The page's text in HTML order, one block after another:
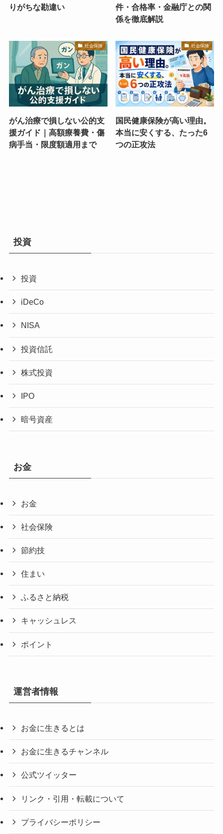
りがちな勘違い
件・合格率・金融庁との関
係を徹底解説
社会保険
がん治療で損しない公的支
援ガイド｜高額療養費・傷
病手当・限度額適用まで
社会保険
国民健康保険が高い理由。
本当に安くする、たった6
つの正攻法
投資
投資
iDeCo
NISA
投資信託
株式投資
IPO
暗号資産
お金
お金
社会保険
節約技
住まい
ふるさと納税
キャッシュレス
ポイント
運営者情報
お金に生きるとは
お金に生きるチャンネル
公式ツイッター
リンク・引用・転載について
プライバシーポリシー